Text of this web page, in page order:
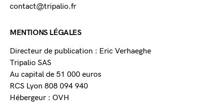
contact@tripalio.fr
MENTIONS LÉGALES
Directeur de publication : Eric Verhaeghe
Tripalio SAS
Au capital de 51 000 euros
RCS Lyon 808 094 940
Hébergeur : OVH